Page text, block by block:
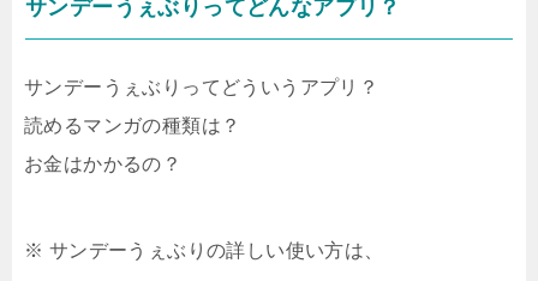
サンデーうぇぶりってどんなアプリ？
サンデーうぇぶりってどういうアプリ？
読めるマンガの種類は？
お金はかかるの？
※ サンデーうぇぶりの詳しい使い方は、